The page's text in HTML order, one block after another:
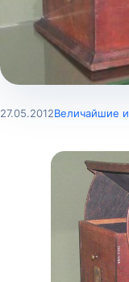
27.05.2012Величайшие